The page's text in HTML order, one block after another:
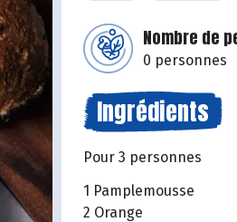
Nombre de
0 personnes
Ingrédients
Pour 3 personnes
1 Pamplemousse
2 Orange